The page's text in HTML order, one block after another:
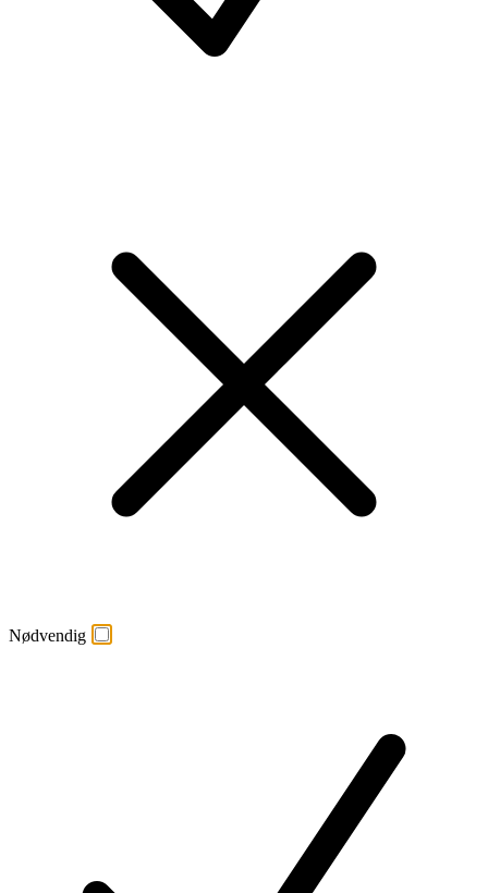
Nødvendig